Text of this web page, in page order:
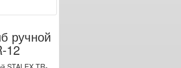
ручной
12